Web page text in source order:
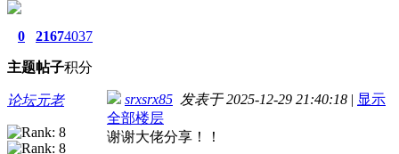
0
主题
2167
帖子
4037
积分
论坛元老 srxsrx85 发表于 2025-12-29 21:40:18 | 显示
全部楼层
谢谢大佬分享！！